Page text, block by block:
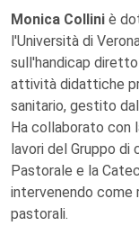
Monica Collini è
l'Università di
sull'handicap
attività didattiche
sanitario, gestito
Ha collaborato con
lavori del Gruppo di
Pastorale e la
intervenendo come
pastorali.